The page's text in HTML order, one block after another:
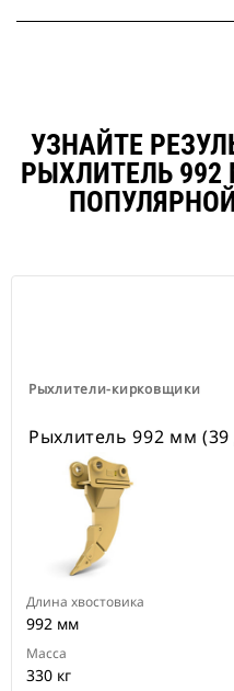
УЗНАЙТЕ
РЫХЛИТЕЛЬ
Рыхлители-кирковщики
Рыхлитель 992 мм
Длина хвостовика
992 мм
Масса
330 кг